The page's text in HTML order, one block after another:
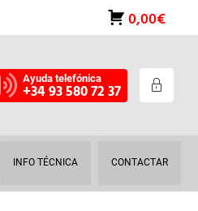
0,00€
Ayuda telefónica
+34 93 580 72 37
INFO TÉCNICA CONTACTAR